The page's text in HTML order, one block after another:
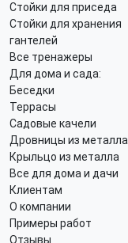
Стойки для приседа
Стойки для хранения
гантелей
Все тренажеры
Для дома и сада:
Беседки
Террасы
Садовые качели
Дровницы из металла
Крыльцо из металла
Все для дома и дачи
Клиентам
О компании
Примеры работ
Отзывы